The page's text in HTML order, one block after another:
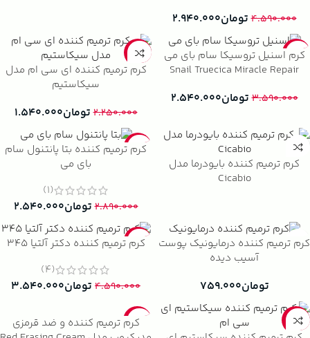
۴.۵۹۰.۰۰۰ تومان۲.۹۴۰.۰۰۰
-29%
کرم اسنیل تروسیکا سام بای می
Snail Truecica Miracle Repair
۳.۵۹۰.۰۰۰ تومان۲.۵۴۰.۰۰۰
-32%
کرم ترمیم کننده ای سی ام مدل
سیکاستیم
۲.۲۵۰.۰۰۰ تومان۱.۵۴۰.۰۰۰
کرم ترمیم کننده بایودرما مدل
Cicabio
-12%
کرم ترمیم کننده بتا پانتنول سام
بای می
(1)
۲.۸۹۰.۰۰۰ تومان۲.۵۴۰.۰۰۰
کرم ترمیم کننده درمایونیک پوست
آسیب دیده
تومان۷۵۹.۰۰۰
-23%
کرم ترمیم کننده دکتر آلتیا 345
(4)
۴.۵۹۰.۰۰۰ تومان۳.۵۴۰.۰۰۰
-55%
-34%
کرم ترمیم کننده و ضد قرمزی